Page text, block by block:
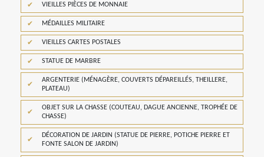
VIEILLES PIÈCES DE MONNAIE
MÉDAILLES MILITAIRE
VIEILLES CARTES POSTALES
STATUE DE MARBRE
ARGENTERIE (MÉNAGÈRE, COUVERTS DÉPAREILLÉS, THEILLERE,
PLATEAU)
OBJET SUR LA CHASSE (COUTEAU, DAGUE ANCIENNE, TROPHÉE DE
CHASSE)
DÉCORATION DE JARDIN (STATUE DE PIERRE, POTICHE PIERRE ET
FONTE SALON DE JARDIN)